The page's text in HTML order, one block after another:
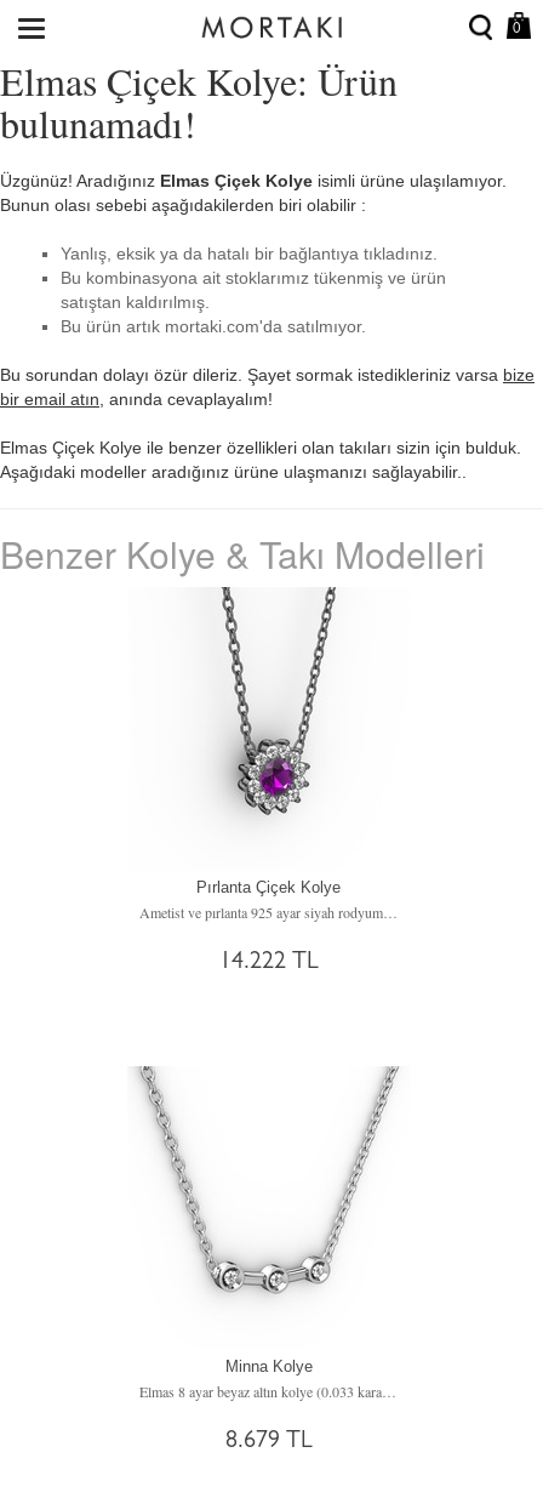
0
Elmas Çiçek Kolye: Ürün
bulunamadı!
Üzgünüz! Aradığınız Elmas Çiçek Kolye isimli ürüne ulaşılamıyor.
Bunun olası sebebi aşağıdakilerden biri olabilir :
Yanlış, eksik ya da hatalı bir bağlantıya tıkladınız.
Bu kombinasyona ait stoklarımız tükenmiş ve ürün
satıştan kaldırılmış.
Bu ürün artık mortaki.com'da satılmıyor.
Bu sorundan dolayı özür dileriz. Şayet sormak istedikleriniz varsa bize
bir email atın , anında cevaplayalım!
Elmas Çiçek Kolye ile benzer özellikleri olan takıları sizin için bulduk.
Aşağıdaki modeller aradığınız ürüne ulaşmanızı sağlayabilir..
Benzer Kolye & Takı Modelleri
Pırlanta Çiçek Kolye
Ametist ve pırlanta 925 ayar siyah rodyum kaplama gümüş kolye (0.1056 karat, 40 cm gümüş rolo zincir)
14.222 TL
Minna Kolye
Elmas 8 ayar beyaz altın kolye (0.033 karat, 40 cm beyaz altın rolo zincir)
8.679 TL